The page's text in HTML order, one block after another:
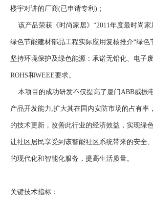
楼宇对讲的厂商(已申请专利)；
该产品荣获《时尚家居》“2011年度最时尚家
绿色节能建材部品工程实际应用复核推介“绿色
坚持环境保护及绿色能源：承诺无铅化、电子
ROHS和WEEE要求。
本项目的成功研发不仅提高了厦门ABB威振
产品开发能力,扩大其在国内安防市场的占有率
的技术更新，改善此行业的经济效益，实现绿
让社区居民享受到该智能社区系统带来的安全
的现代化和智能化服务，提高生活质量。
关键技术指标：